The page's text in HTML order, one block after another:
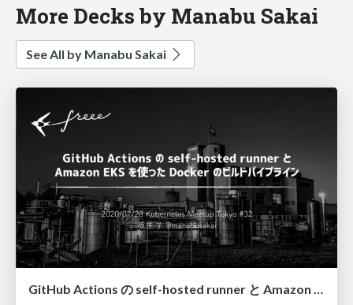
More Decks by Manabu Sakai
See All by Manabu Sakai
GitHub Actions の self-hosted runner と Amazon EKS を使った Docker のビルドパイプライン / secure-docker-build-pipeline